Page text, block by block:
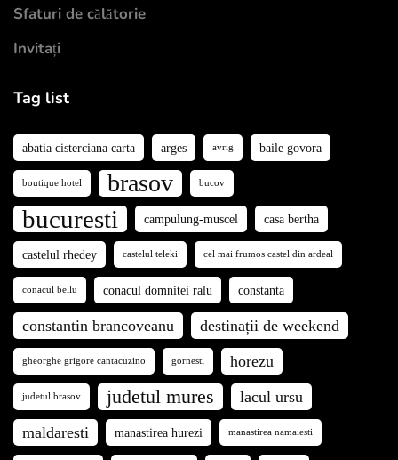
Sfaturi de călătorie
Invitați
Tag list
abatia cisterciana carta arges avrig baile govora
boutique hotel brasov bucov
bucuresti campulung-muscel casa bertha
castelul rhedey castelul teleki cel mai frumos castel din ardeal
conacul bellu conacul domnitei ralu constanta
constantin brancoveanu destinații de weekend
gheorghe grigore cantacuzino gornesti horezu
judetul brasov judetul mures
lacul ursu
maldaresti
manastirea hurezi manastirea namaiesti